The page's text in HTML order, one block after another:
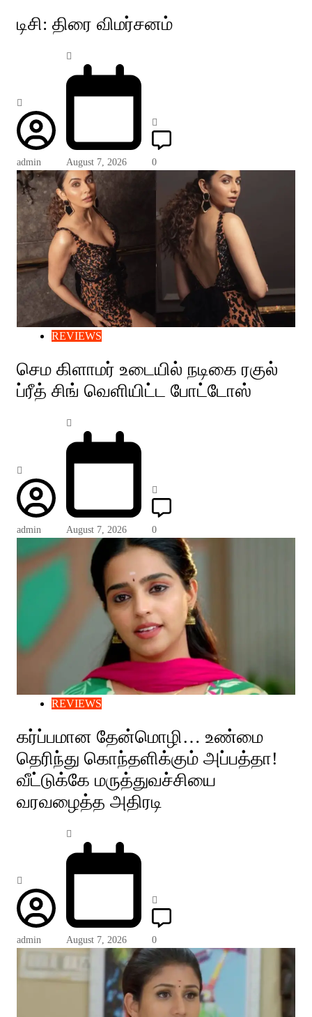
டிசி: திரை விமர்சனம்
admin August 7, 2026 0
REVIEWS
செம கிளாமர் உடையில் நடிகை ரகுல்
ப்ரீத் சிங் வெளியிட்ட போட்டோஸ்
admin August 7, 2026 0
REVIEWS
கர்ப்பமான தேன்மொழி… உண்மை
தெரிந்து கொந்தளிக்கும் அப்பத்தா!
வீட்டுக்கே மருத்துவச்சியை
வரவழைத்த அதிரடி
admin August 7, 2026 0